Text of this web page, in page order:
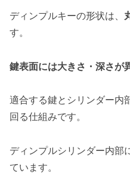
ディンプルキーの形状は、
す。
鍵表面には大きさ・深さが
適合する鍵とシリンダー内
回る仕組みです。
ディンプルシリンダー内部
ています。